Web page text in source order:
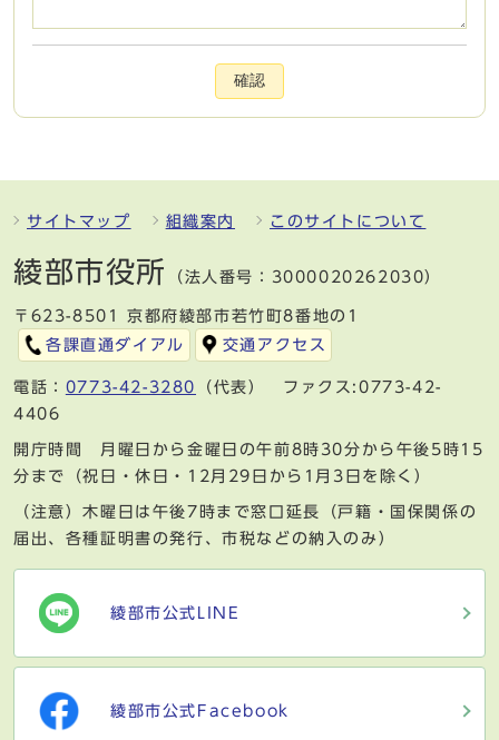
確認
サイトマップ 組織案内 このサイトについて
綾部市役所 （法人番号：3000020262030）
〒623-8501 京都府綾部市若竹町8番地の1
各課直通ダイアル
交通アクセス
電話： 0773-42-3280
（代表） ファクス:0773-42-
4406
開庁時間 月曜日から金曜日の午前8時30分から午後5時15
分まで（祝日・休日・12月29日から1月3日を除く）
（注意）木曜日は午後7時まで窓口延長（戸籍・国保関係の
届出、各種証明書の発行、市税などの納入のみ）
綾部市公式LINE
綾部市公式Facebook